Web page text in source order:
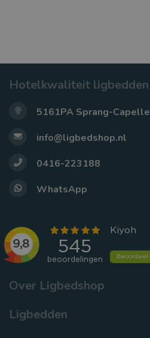
Hotelkwaliteit ligbedden
5161PA Sprang-Capelle
info@ligbedshop.nl
0416-223188
WhatsApp
Over Ligbedshop
Ligbedden